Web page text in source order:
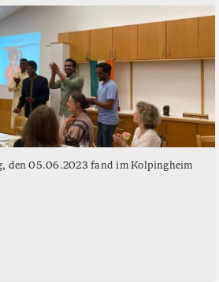
den 05.06.2023 fand im Kolpingheim